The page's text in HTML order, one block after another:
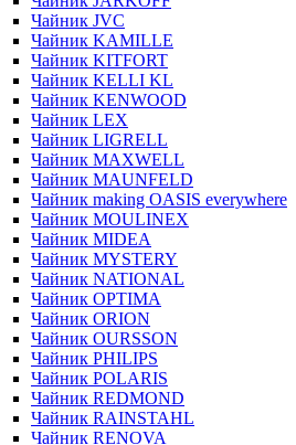
Чайник JVC
Чайник KAMILLE
Чайник KITFORT
Чайник KELLI KL
Чайник KENWOOD
Чайник LEX
Чайник LIGRELL
Чайник MAXWELL
Чайник MAUNFELD
Чайник making OASIS everywhere
Чайник MOULINEX
Чайник MIDEA
Чайник MYSTERY
Чайник NATIONAL
Чайник OPTIMA
Чайник ORION
Чайник OURSSON
Чайник PHILIPS
Чайник POLARIS
Чайник REDMOND
Чайник RAINSTAHL
Чайник RENOVA